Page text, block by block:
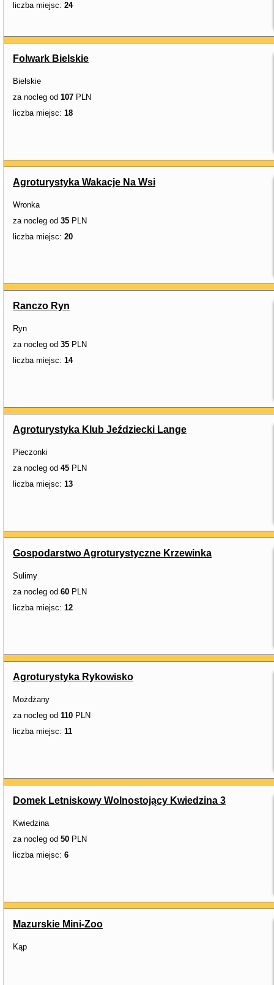
liczba miejsc: 24
Folwark Bielskie
Bielskie
za nocleg od 107 PLN
liczba miejsc: 18
Agroturystyka Wakacje Na Wsi
Wronka
za nocleg od 35 PLN
liczba miejsc: 20
Ranczo Ryn
Ryn
za nocleg od 35 PLN
liczba miejsc: 14
Agroturystyka Klub Jeździecki Lange
Pieczonki
za nocleg od 45 PLN
liczba miejsc: 13
Gospodarstwo Agroturystyczne Krzewinka
Sulimy
za nocleg od 60 PLN
liczba miejsc: 12
Agroturystyka Rykowisko
Możdżany
za nocleg od 110 PLN
liczba miejsc: 11
Domek Letniskowy Wolnostojący Kwiedzina 3
Kwiedzina
za nocleg od 50 PLN
liczba miejsc: 6
Mazurskie Mini-Zoo
Kąp